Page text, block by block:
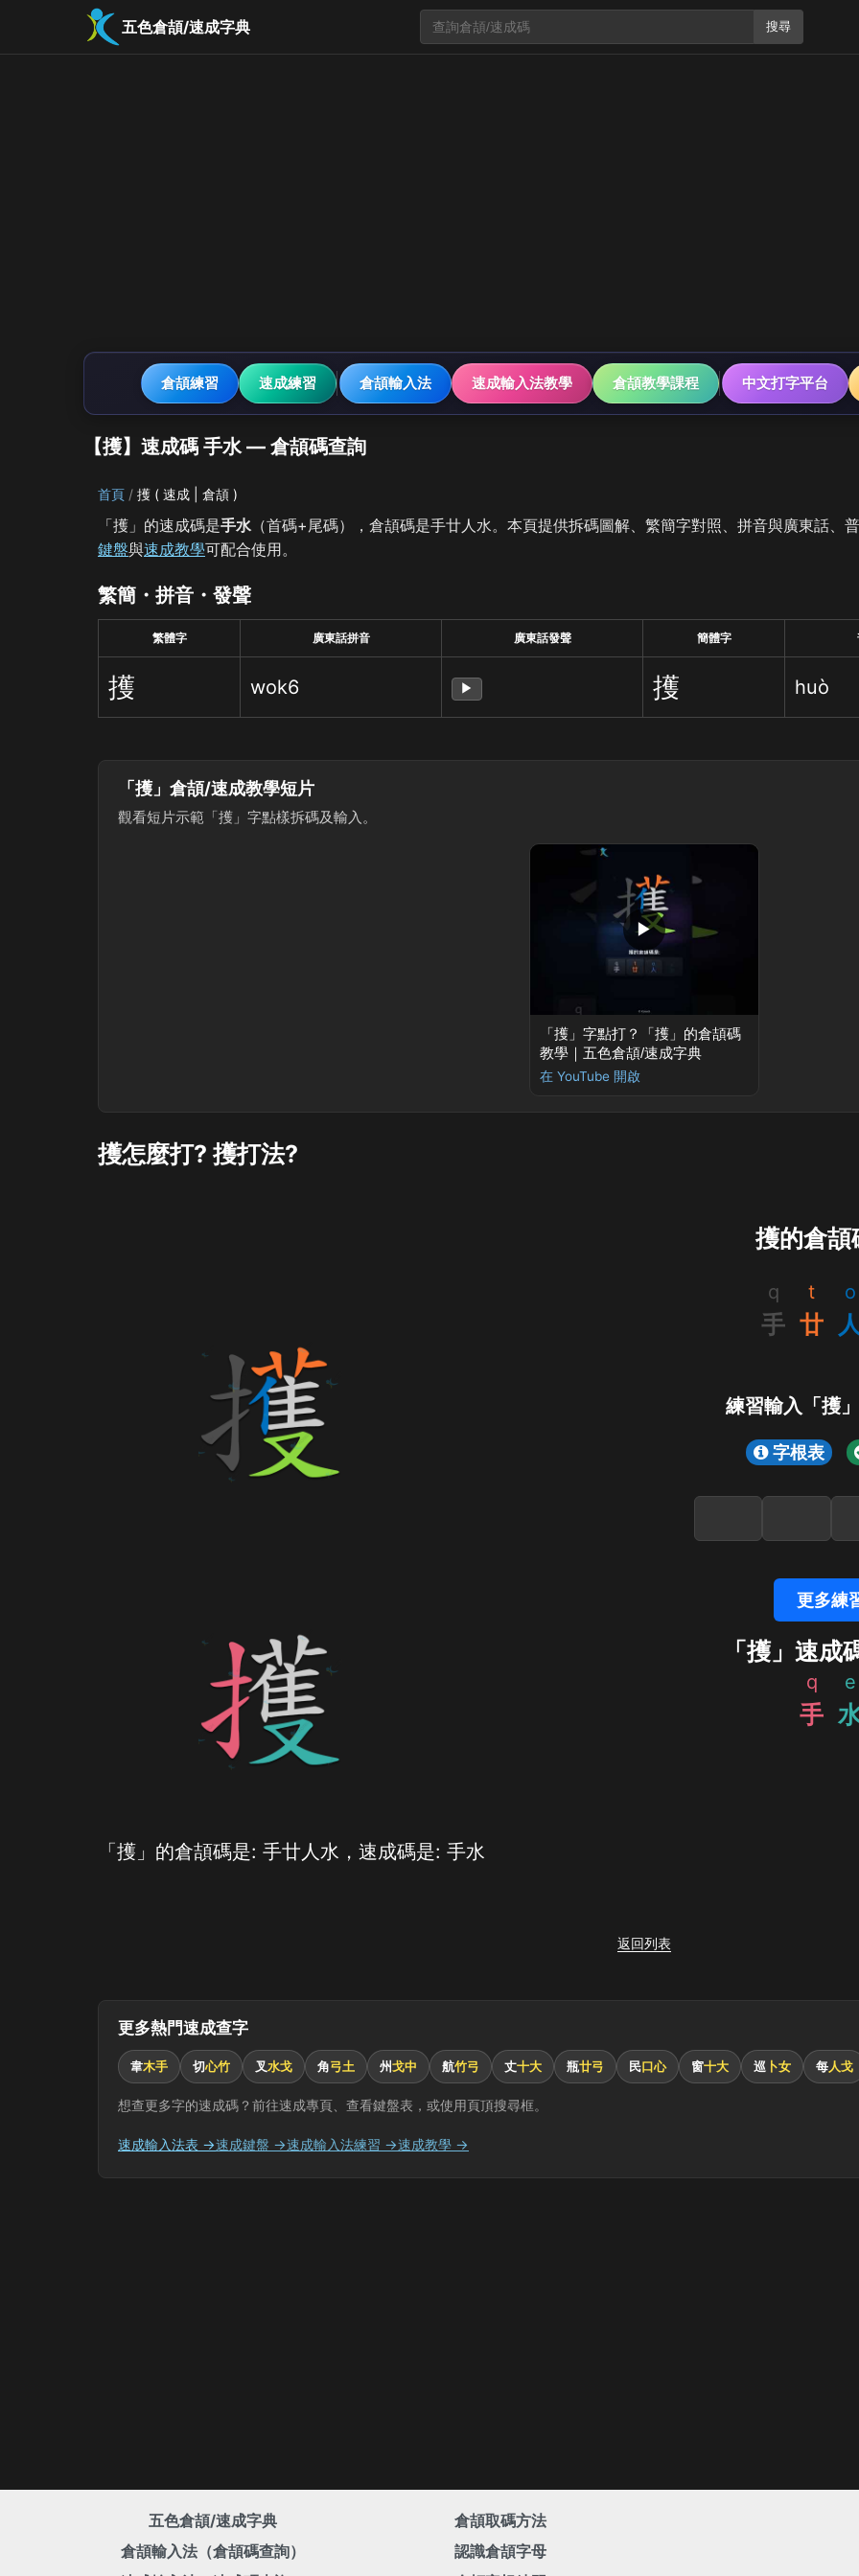
五色倉頡/速成字典 搜尋
倉頡練習 速成練習 倉頡輸入法 速成輸入法教學 倉頡教學課程 中文打字平台
【擭】速成碼 手水 — 倉頡碼查詢
首頁 擭 ( 速成 | 倉頡 )
「擭」的速成碼是手水 （首碼+尾碼），倉頡碼是手廿人水。本頁提供拆碼圖解、繁簡字對照、拼音與廣東話、
鍵盤與速成教學可配合使用。
繁簡・拼音・發聲
繁體字 廣東話拼音 廣東話發聲 簡體字
擭 wok6 ▶ 擭 huò
「擭」倉頡/速成教學短片
觀看短片示範「擭」字點樣拆碼及輸入。
▶
「擭」字點打？「擭」的倉頡碼
教學｜五色倉頡/速成字典
在 YouTube 開啟
擭怎麼打? 擭打法?
擭的倉頡
q
手
t
廿
o
練習輸入「擭
字根表
更多練
「擭」速成
q
手
e
「擭」的倉頡碼是: 手廿人水，速成碼是: 手水
返回列表
更多熱門速成查字
韋木手 切心竹 叉水戈 角弓土 州戈中 航竹弓 丈十大 瓶廿弓 民口心 窗十大 巡 卜女 每人戈
想查更多字的速成碼？前往速成專頁、查看鍵盤表，或使用頁頂搜尋框。
速成輸入法表 →速成鍵盤 →速成輸入法練習 →速成教學 →
五色倉頡/速成字典
倉頡輸入法（倉頡碼查詢）
倉頡取碼方法
認識倉頡字母